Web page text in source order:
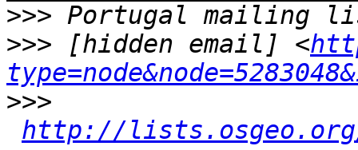
>>>
>>> [hidden email] <
>>>
http://